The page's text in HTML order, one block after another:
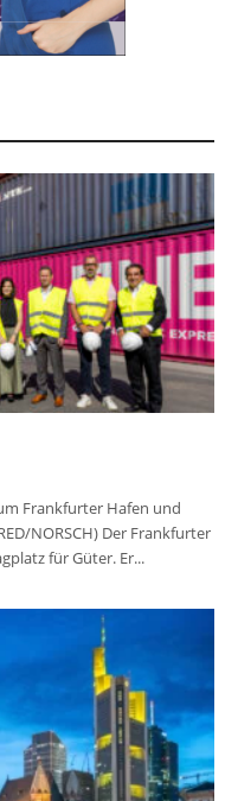
Frankfurter Hafen und
NORSCH) Der Frankfurter
für Güter. Er...